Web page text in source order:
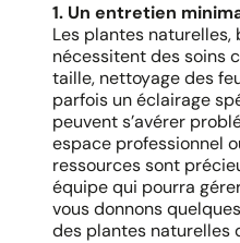
1. Un entretien
Les plantes naturelles,
nécessitent des soins
taille, nettoyage des
parfois un éclairage
peuvent s’avérer
espace professionnel
ressources sont
équipe qui pourra
vous donnons
des plantes naturelles